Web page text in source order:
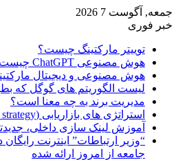
جمعه, آگوست 7 2026
خبر فوری
توییتر مارکتینگ چیست؟
هوش مصنوعی ChatGPT چیست؟
هوش مصنوعی و دیجیتال
لیست الگوریتم های گوگل که
مدیریت برند به چه معنا است؟
استراتژی های بازاریابی (marketing strategy)
آموزش لینک سازی داخلی،
جامعه از امروز ارائه شده